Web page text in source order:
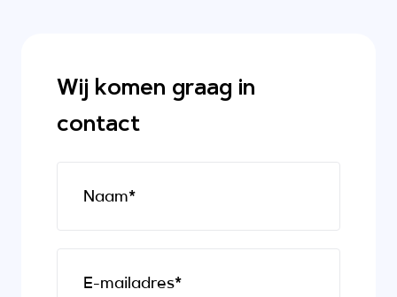
Wij komen graag in
contact
Naam*
E-mailadres*